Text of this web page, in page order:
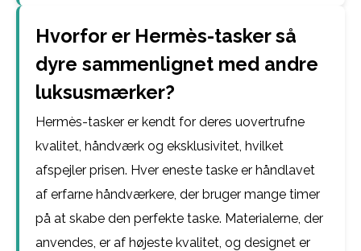
Hvorfor er Hermès-tasker så
dyre sammenlignet med andre
luksusmærker?
Hermès-tasker er kendt for deres uovertrufne
kvalitet, håndværk og eksklusivitet, hvilket
afspejler prisen. Hver eneste taske er håndlavet
af erfarne håndværkere, der bruger mange timer
på at skabe den perfekte taske. Materialerne, der
anvendes, er af højeste kvalitet, og designet er